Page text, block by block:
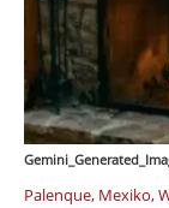
Palenque, Mexiko,